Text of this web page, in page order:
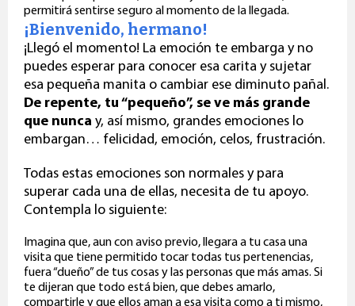
permitirá sentirse seguro al momento de la llegada.
¡Bienvenido, hermano!
¡Llegó el momento! La emoción te embarga y no
puedes esperar para conocer esa carita y sujetar
esa pequeña manita o cambiar ese diminuto pañal.
De repente, tu “pequeño”, se ve más grande
que nunca y, así mismo, grandes emociones lo
embargan… felicidad, emoción, celos, frustración.
Todas estas emociones son normales y para
superar cada una de ellas, necesita de tu apoyo.
Contempla lo siguiente:
Imagina que, aun con aviso previo, llegara a tu casa una
visita que tiene permitido tocar todas tus pertenencias,
fuera “dueño” de tus cosas y las personas que más amas. Si
te dijeran que todo está bien, que debes amarlo,
compartirle y que ellos aman a esa visita como a ti mismo,